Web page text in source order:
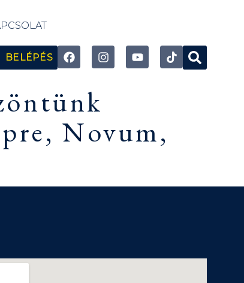
BELÉPÉS
Novum,